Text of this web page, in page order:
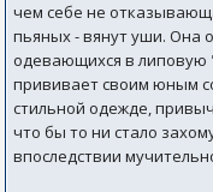
чем себе не
пьяных - вянут уши. Она
одевающихся в
прививает своим юным
стильной одежде,
что бы то ни стало
впоследствии